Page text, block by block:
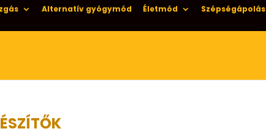
Alternatív gyógymód Életmód Szépségápolás